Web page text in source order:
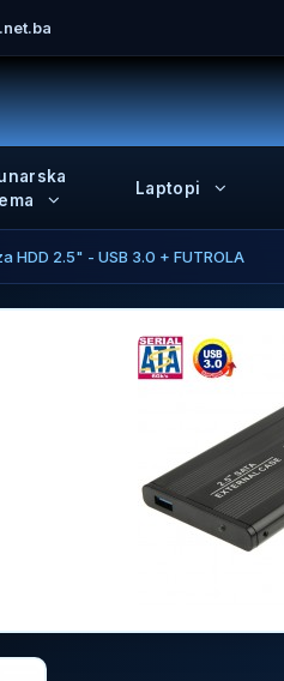
Laptopi
HDD 2.5" - USB 3.0 + FUTROLA